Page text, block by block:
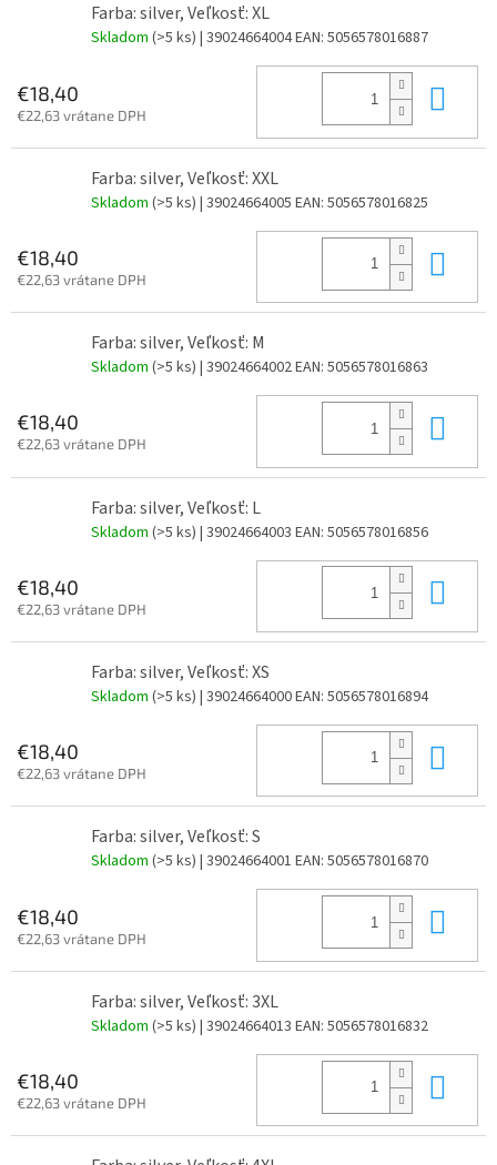
Farba: silver, Veľkosť: XL
Skladom (>5 ks) | 39024664004EAN: 5056578016887
€18,40
€22,63 vrátane DPH
Farba: silver, Veľkosť: XXL
Skladom (>5 ks) | 39024664005 EAN: 5056578016825
€18,40
€22,63 vrátane DPH
Farba: silver, Veľkosť: M
Skladom (>5 ks) | 39024664002EAN: 5056578016863
€18,40
€22,63 vrátane DPH
Farba: silver, Veľkosť: L
Skladom (>5 ks) | 39024664003 EAN: 5056578016856
€18,40
€22,63 vrátane DPH
Farba: silver, Veľkosť: XS
Skladom (>5 ks) | 39024664000EAN: 5056578016894
€18,40
€22,63 vrátane DPH
Farba: silver, Veľkosť: S
Skladom (>5 ks) | 39024664001 EAN: 5056578016870
€18,40
€22,63 vrátane DPH
Farba: silver, Veľkosť: 3XL
Skladom (>5 ks) | 39024664013 EAN: 5056578016832
€18,40
€22,63 vrátane DPH